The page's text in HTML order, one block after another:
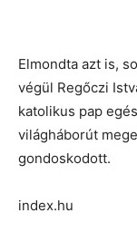
Elmondta azt is,
végül Regőczi
katolikus pap
világháborút
gondoskodott.
index.hu